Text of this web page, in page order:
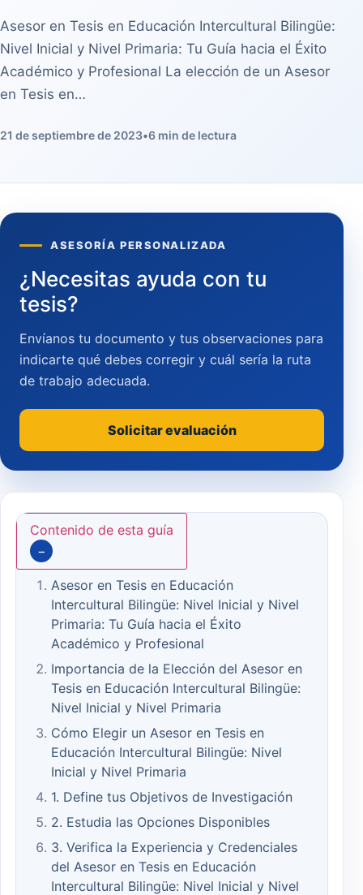
Asesor en Tesis en Educación Intercultural Bilingüe:
Nivel Inicial y Nivel Primaria: Tu Guía hacia el Éxito
Académico y Profesional La elección de un Asesor
en Tesis en…
21 de septiembre de 2023•6 min de lectura
Contenido de esta guía
−
Asesor en Tesis en Educación
Intercultural Bilingüe: Nivel Inicial y Nivel
Primaria: Tu Guía hacia el Éxito
Académico y Profesional
Importancia de la Elección del Asesor en
Tesis en Educación Intercultural Bilingüe:
Nivel Inicial y Nivel Primaria
Cómo Elegir un Asesor en Tesis en
Educación Intercultural Bilingüe: Nivel
Inicial y Nivel Primaria
1. Define tus Objetivos de Investigación
2. Estudia las Opciones Disponibles
3. Verifica la Experiencia y Credenciales
del Asesor en Tesis en Educación
Intercultural Bilingüe: Nivel Inicial y Nivel
ASESORÍA PERSONALIZADA
¿Necesitas ayuda con tu
tesis?
Envíanos tu documento y tus observaciones para
indicarte qué debes corregir y cuál sería la ruta
de trabajo adecuada.
Solicitar evaluación